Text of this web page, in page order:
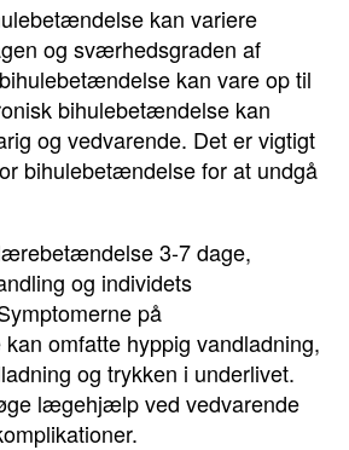
kan variere
og sværhedsgraden af
kan vare op til
bihulebetændelse kan
og vedvarende. Det er vigtigt
bihulebetændelse for at undgå
3-7 dage,
og individets
på
omfatte hyppig vandladning,
og trykken i underlivet.
lægehjælp ved vedvarende